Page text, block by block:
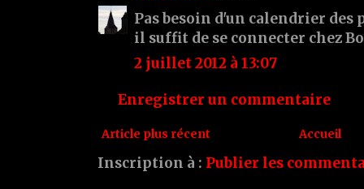
Pas besoin d'un calendrier
il suffit de se connecter chez
2 juillet 2012 à 13:07
Enregistrer un commentaire
Article plus récent Accueil
Inscription à : Publier les